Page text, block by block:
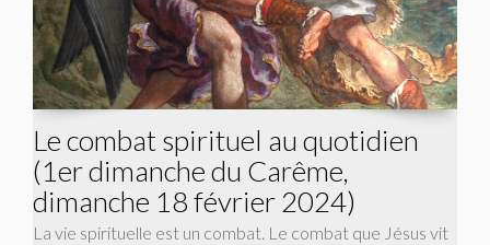
Le combat spirituel au quotidien
(1er dimanche du Carême,
dimanche 18 février 2024)
La vie spirituelle est un combat. Le combat que Jésus vit